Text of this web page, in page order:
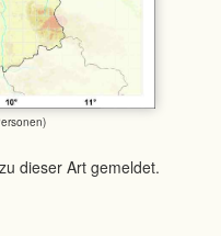
zu dieser Art gemeldet.